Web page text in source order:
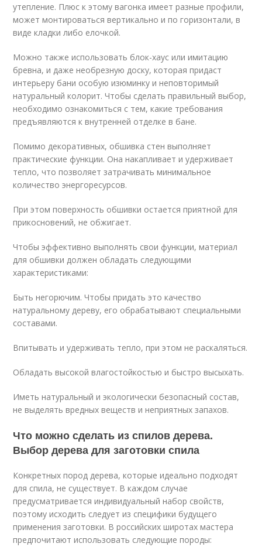
утепление. Плюс к этому вагонка имеет разные профили,
может монтироваться вертикально и по горизонтали, в
виде кладки либо елочкой.
Можно также использовать блок-хаус или имитацию
бревна, и даже необрезную доску, которая придаст
интерьеру бани особую изюминку и неповторимый
натуральный колорит. Чтобы сделать правильный выбор,
необходимо ознакомиться с тем, какие требования
предъявляются к внутренней отделке в бане.
Помимо декоративных, обшивка стен выполняет
практические функции. Она накапливает и удерживает
тепло, что позволяет затрачивать минимальное
количество энергоресурсов.
При этом поверхность обшивки остается приятной для
прикосновений, не обжигает.
Чтобы эффективно выполнять свои функции, материал
для обшивки должен обладать следующими
характеристиками:
Быть негорючим. Чтобы придать это качество
натуральному дереву, его обрабатывают специальными
составами.
Впитывать и удерживать тепло, при этом не раскаляться.
Обладать высокой влагостойкостью и быстро высыхать.
Иметь натуральный и экологически безопасный состав,
не выделять вредных веществ и неприятных запахов.
Что можно сделать из спилов дерева.
Выбор дерева для заготовки спила
Конкретных пород дерева, которые идеально подходят
для спила, не существует. В каждом случае
предусматривается индивидуальный набор свойств,
поэтому исходить следует из специфики будущего
применения заготовки. В российских широтах мастера
предпочитают использовать следующие породы: